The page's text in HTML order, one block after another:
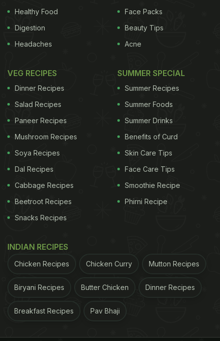
Healthy Food
Digestion
Headaches
Face Packs
Beauty Tips
Acne
VEG RECIPES
Dinner Recipes
Salad Recipes
Paneer Recipes
Mushroom Recipes
Soya Recipes
Dal Recipes
Cabbage Recipes
Beetroot Recipes
Snacks Recipes
SUMMER SPECIAL
Summer Recipes
Summer Foods
Summer Drinks
Benefits of Curd
Skin Care Tips
Face Care Tips
Smoothie Recipe
Phirni Recipe
INDIAN RECIPES
Chicken Recipes Chicken Curry Mutton Recipes
Biryani Recipes Butter Chicken Dinner Recipes
Breakfast Recipes Pav Bhaji